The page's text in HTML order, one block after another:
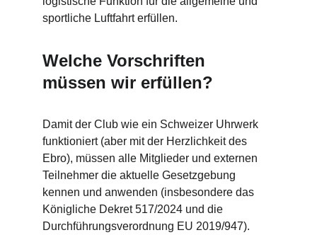
sportliche Luftfahrt erfüllen.
Welche Vorschriften
müssen wir erfüllen?
Damit der Club wie ein Schweizer Uhrwerk
funktioniert (aber mit der Herzlichkeit des
Ebro), müssen alle Mitglieder und externen
Teilnehmer die aktuelle Gesetzgebung
kennen und anwenden (insbesondere das
Königliche Dekret 517/2024 und die
Durchführungsverordnung EU 2019/947).